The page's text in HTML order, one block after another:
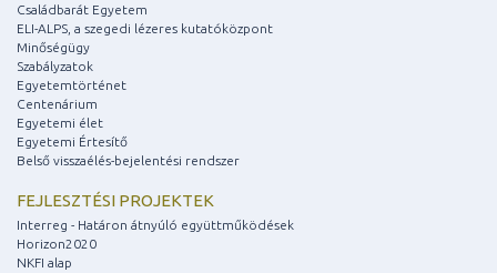
Családbarát Egyetem
ELI-ALPS, a szegedi lézeres kutatóközpont
Minőségügy
Szabályzatok
Egyetemtörténet
Centenárium
Egyetemi élet
Egyetemi Értesítő
Belső visszaélés-bejelentési rendszer
FEJLESZTÉSI PROJEKTEK
Interreg - Határon átnyúló együttműködések
Horizon2020
NKFI alap